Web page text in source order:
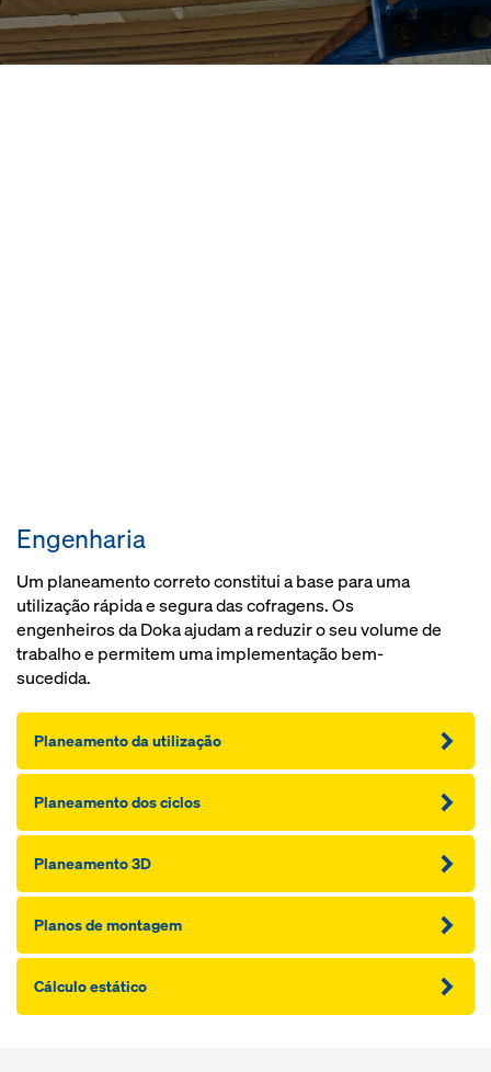
Engenharia
Um planeamento correto constitui a base para uma
utilização rápida e segura das cofragens. Os
engenheiros da Doka ajudam a reduzir o seu volume de
trabalho e permitem uma implementação bem-
sucedida.
Planeamento da utilização
Planeamento dos ciclos
Planeamento 3D
Planos de montagem
Cálculo estático